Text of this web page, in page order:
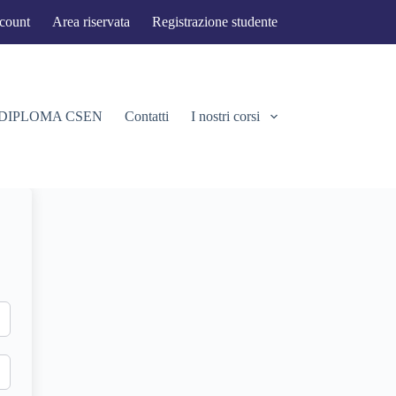
Area riservata Registrazione studente
CSEN Contatti I nostri corsi